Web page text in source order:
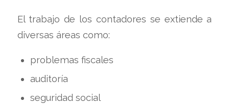
El trabajo de los contadores se extiende a
diversas áreas como:
problemas fiscales
auditoría
seguridad social